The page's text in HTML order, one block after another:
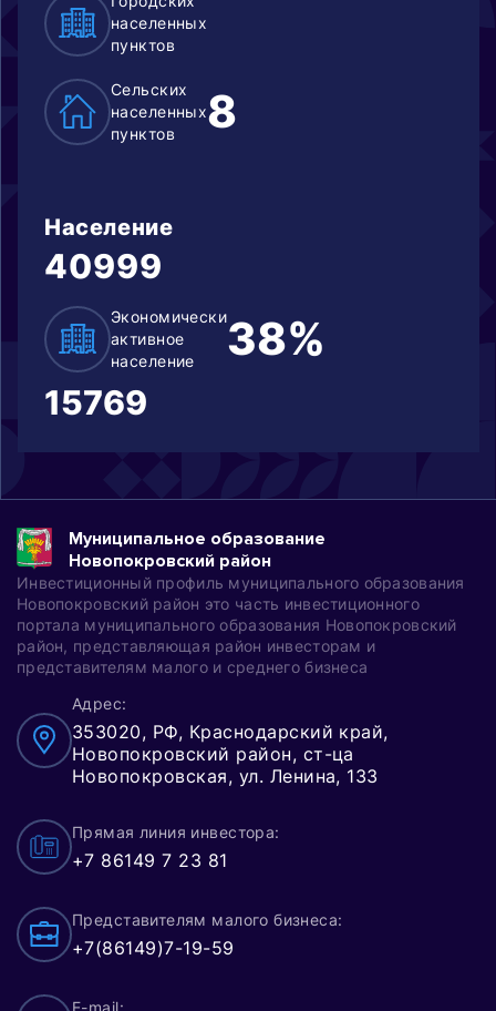
населенных
пунктов
Сельских
населенных
пунктов
8
Население
40999
Экономически
активное
население
38%
15769
Муниципальное образование
Новопокровский район
Инвестиционный профиль муниципального образования
Новопокровский район это часть инвестиционного
портала муниципального образования Новопокровский
район, представляющая район инвесторам и
представителям малого и среднего бизнеса
Адрес:
353020, РФ, Краснодарский край,
Новопокровский район, ст-ца
Новопокровская, ул. Ленина, 133
Прямая линия инвестора:
+7 86149 7 23 81
Представителям малого бизнеса:
+7(86149)7-19-59
E-mail: